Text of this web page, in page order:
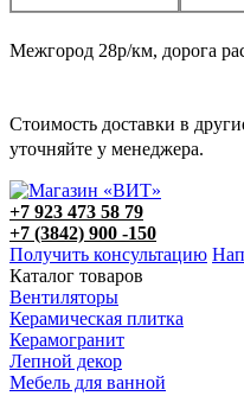
Межгород 28р/км, дорога
Стоимость доставки в
уточняйте у менеджера.
+7 923 473 58 79
+7 (3842) 900 -150
Получить консультацию
Каталог товаров
Вентиляторы
Керамическая плитка
Керамогранит
Лепной декор
Мебель для ванной